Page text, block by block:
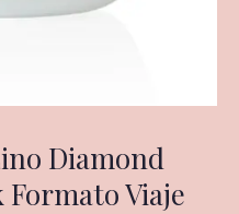
Diamond
Viaje